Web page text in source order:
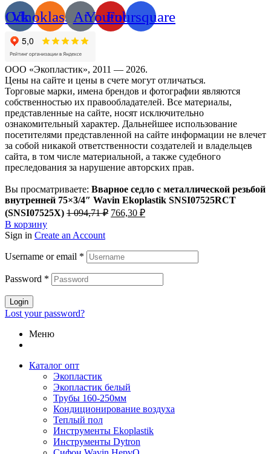
Vk
Odnoklassniki
AtYoutube
Foursquare
ООО «Экопластик», 2011 — 2026.
Цены на сайте и цены в счете могут отличаться.
Торговые марки, имена брендов и фотографии являются
собственностью их правообладателей. Все материалы,
представленные на сайте, носят исключительно
ознакомительный характер. Дальнейшее использование
посетителями представленной на сайте информации не влечет
за собой никакой ответственности создателей и владельцев
сайта, в том числе материальной, а также судебного
преследования за нарушение авторских прав.
Вы просматриваете: Вварное седло с металлической резьбой
внутренней 75×3/4″ Wavin Ekoplastik SNSI07525RCT
(SNSI07525X) 1 094,71₽ Первоначальная
094,71 ₽.
766,30 ₽Текущая
В корзину
Sign in Create an Account
Username or email *
Password *
Login
Lost your password?
Меню
Каталог опт
Экопластик
Экопластик белый
Трубы 160-250мм
Кондиционирование воздуха
Теплый пол
Инструменты Ekoplastik
Инструменты Dytron